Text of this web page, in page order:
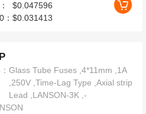
$0.047596
：$0.031413
Glass Tube Fuses ,4*11mm ,1A
,250V ,Time-Lag Type ,Axial strip
Lead ,LANSON-3K ,-